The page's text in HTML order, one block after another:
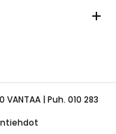
| Puh. 010 283